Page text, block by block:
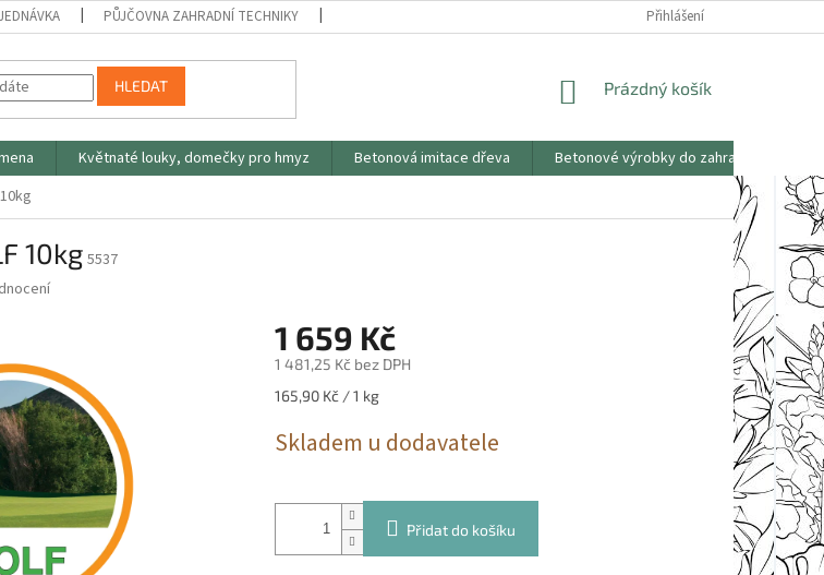
PŮJČOVNA ZAHRADNÍ TECHNIKY PODMÍNKY OCHRANY
Přihlášení
HLEDAT
NÁKUPNÍ
Prázdný košík
Květnaté louky, domečky pro hmyz Betonová imitace dřeva Betonové výrobky do zahrad
10kg 5537
1 659 Kč
1 481,25 Kč bez DPH
Měrná
165,90 Kč / 1 kg
Skladem u dodavatele
Přidat do košíku